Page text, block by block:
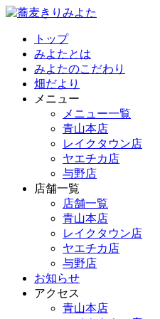
トップ
みよたとは
みよたのこだわり
畑だより
メニュー
メニュー一覧
青山本店
レイクタウン店
ヤエチカ店
与野店
店舗一覧
店舗一覧
青山本店
レイクタウン店
ヤエチカ店
与野店
お知らせ
アクセス
青山本店